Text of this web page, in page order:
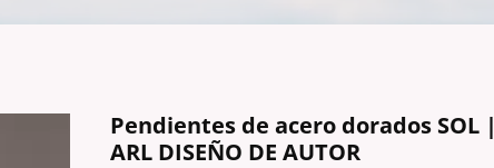
Pendientes de acero dorados SOL |
ARL DISEÑO DE AUTOR